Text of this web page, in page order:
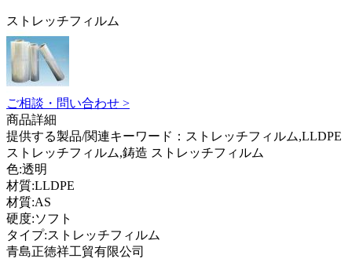
ストレッチフィルム
ご相談・問い合わせ >
商品詳細
提供する製品/関連キーワード：ストレッチフィルム,LLDPE
ストレッチフィルム,鋳造 ストレッチフィルム
色:透明
材質:LLDPE
材質:AS
硬度:ソフト
タイプ:ストレッチフィルム
青島正徳祥工貿有限公司